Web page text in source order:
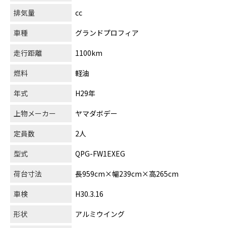
排気量
cc
車種
グランドプロフィア
走行距離
1100km
燃料
軽油
年式
H29年
上物メーカー
ヤマダボデー
定員数
2人
型式
QPG-FW1EXEG
荷台寸法
長959cm×幅239cm×高265cm
車検
H30.3.16
形状
アルミウイング